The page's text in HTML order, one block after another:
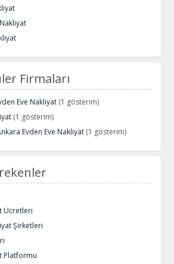
Firmaları
Eve Nakliyat (1 gösterim)
(1 gösterim)
Evden Eve Nakliyat (1 gösterim)
Ücretleri
Şirketleri
Platformu